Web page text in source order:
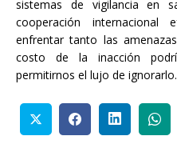
sistemas de vigilancia en
cooperación internacional
enfrentar tanto las
costo de la inacción
permitirnos el lujo de ignorarlo.